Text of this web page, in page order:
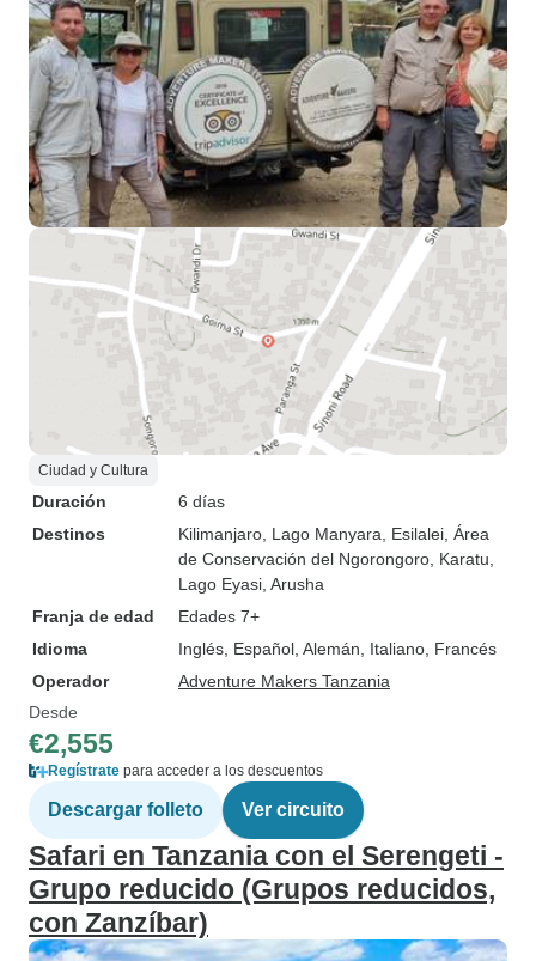
Ciudad y Cultura
Duración
6 días
Destinos
Kilimanjaro , Lago Manyara , Esilalei , Área
de Conservación del Ngorongoro , Karatu
Lago Eyasi , Arusha
Franja de edad
Edades 7+
Idioma
Inglés, Español, Alemán, Italiano, Francés
Operador
Adventure Makers Tanzania
Desde
€2,555
Regístrate para acceder a los descuentos
Descargar folleto Ver circuito
Safari en Tanzania con el Serengeti -
Grupo reducido (Grupos reducidos,
con Zanzíbar)